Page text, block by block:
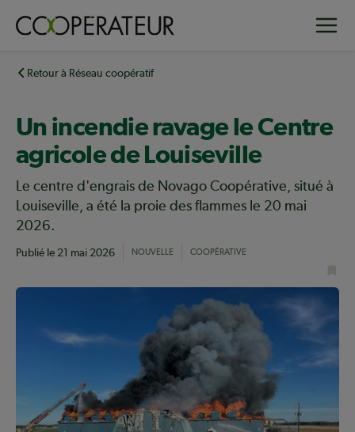
principalRetour à Réseau coopératif
Un incendie ravage le Centre
agricole de Louiseville
Le centre d'engrais de Novago Coopérative, situé à
Louiseville, a été la proie des flammes le 20 mai
2026.
Publié le 21 mai 2026 NOUVELLE COOPÉRATIVE